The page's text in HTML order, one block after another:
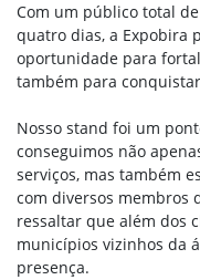
Com um público total
quatro dias, a Expobira
oportunidade para
também para
Nosso stand foi um
conseguimos não
serviços, mas também
com diversos membros
ressaltar que além dos
municípios vizinhos da
presença.